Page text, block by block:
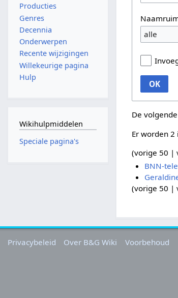
alle
OK
De
Er worden
(vorige 50 |
BNN-
(vorige 50 |
Producties
Genres
Decennia
Onderwerpen
Recente wijzigingen
Willekeurige pagina
Hulp
Wikihulpmiddelen
Speciale pagina's
Privacybeleid Over B&G Wiki Voorbehoud